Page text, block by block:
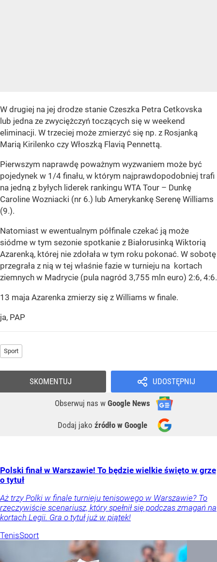
W drugiej na jej drodze stanie Czeszka Petra Cetkovska
lub jedna ze zwyciężczyń toczących się w weekend
eliminacji. W trzeciej może zmierzyć się np. z Rosjanką
Marią Kirilenko czy Włoszką Flavią Pennettą.
Pierwszym naprawdę poważnym wyzwaniem może być
pojedynek w 1/4 finału, w którym najprawdopodobniej trafi
na jedną z byłych liderek rankingu WTA Tour – Dunkę
Caroline Wozniacki (nr 6.) lub Amerykankę Serenę Williams
(9.).
Natomiast w ewentualnym półfinale czekać ją może
siódme w tym sezonie spotkanie z Białorusinką Wiktorią
Azarenką, której nie zdołała w tym roku pokonać. W sobotę
przegrała z nią w tej właśnie fazie w turnieju na kortach
ziemnych w Madrycie (pula nagród 3,755 mln euro) 2:6, 4:6.
13 maja Azarenka zmierzy się z Williams w finale.
ja, PAP
Sport
UDOSTĘPNIJ
Obserwuj nas w Google News
Dodaj jako źródło w Google
SKOMENTUJ
Polski finał w Warszawie! To będzie wielkie święto w grze
o tytuł
Aż trzy Polki w finale turnieju tenisowego w Warszawie? To
rzeczywiście scenariusz, który spełnił się podczas zmagań na
kortach Legii. Gra o tytuł już w piątek!
TenisSport